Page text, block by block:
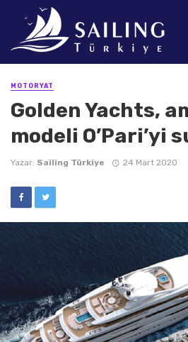
MOTORYAT
Golden Yachts,
modeli O’Pari’yi
Yazar: Sailing Türkiye 24 Mart 2020